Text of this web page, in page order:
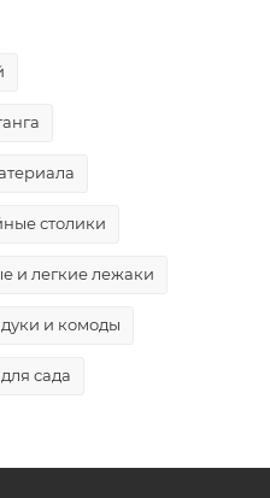
столики
и легкие лежаки
и комоды
сада